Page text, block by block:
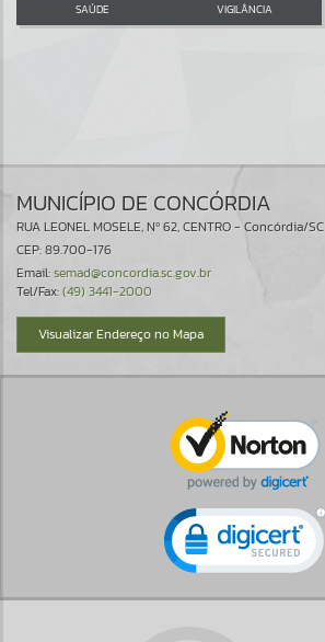
SAÚDE VIGILÂNCIA
MUNICÍPIO DE CONCÓRDIA
RUA LEONEL MOSELE, Nº 62, CENTRO - Concórdia/SC
CEP: 89.700-176
Email:semad@concordia.sc.gov.br
Tel/Fax:(49) 3441-2000
Visualizar Endereço no Mapa